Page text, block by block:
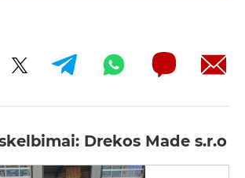
Drekos Made s.r.o